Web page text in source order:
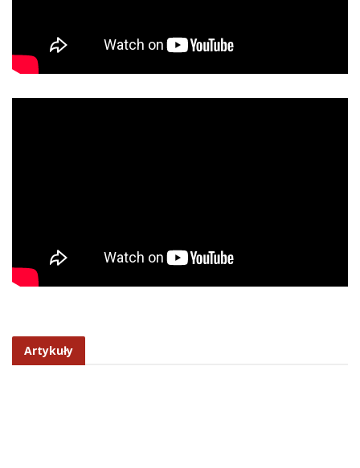
Artykuły